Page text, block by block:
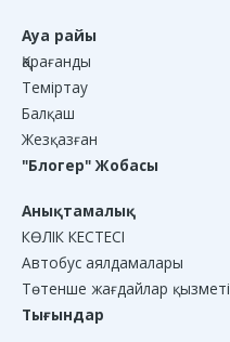
Ауа райы
Қарағанды
Теміртау
Балқаш
Жезқазған
"Блогер" Жобасы
Анықтамалық
КӨЛІК КЕСТЕСІ
Автобус аялдамалары
Төтенше жағдайлар қызметі
Тығындар